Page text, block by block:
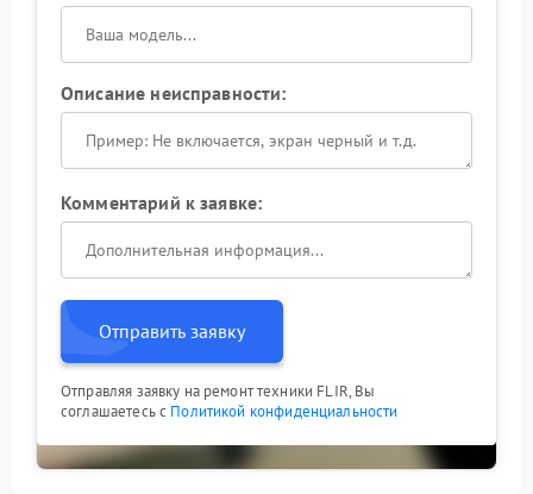
Описание неисправности:
Комментарий к заявке:
Отправить заявку
Отправляя заявку на ремонт техники FLIR, Вы
соглашаетесь с Политикой конфиденциальности